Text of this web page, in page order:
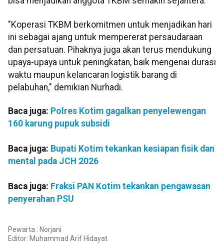
"Koperasi TKBM berkomitmen untuk menjadikan hari
ini sebagai ajang untuk mempererat persaudaraan
dan persatuan. Pihaknya juga akan terus mendukung
upaya-upaya untuk peningkatan, baik mengenai durasi
waktu maupun kelancaran logistik barang di
pelabuhan," demikian Nurhadi.
Baca juga: Polres Kotim gagalkan penyelewengan
160 karung pupuk subsidi
Baca juga: Bupati Kotim tekankan kesiapan fisik dan
mental pada JCH 2026
Baca juga: Fraksi PAN Kotim tekankan pengawasan
penyerahan PSU
Pewarta : Norjani
Editor: Muhammad Arif Hidayat